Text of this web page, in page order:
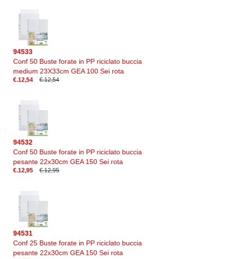
94533
Conf 50 Buste forate in PP riciclato buccia
medium 23X33cm GEA 100 Sei rota
€.12,54 €.12,54
94532
Conf 50 Buste forate in PP riciclato buccia
pesante 22x30cm GEA 150 Sei rota
€.12,95 €.12,95
94531
Conf 25 Buste forate in PP riciclato buccia
pesante 22x30cm GEA 150 Sei rota